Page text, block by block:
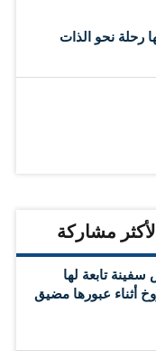
رحلة نحو الذات
الأكثر مشاركة
سفينة تابعة لها
أثناء عبورها مضيق